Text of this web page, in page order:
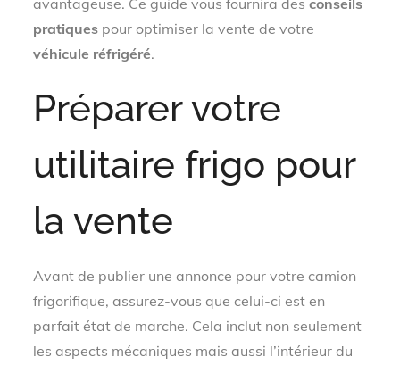
pratiques pour optimiser la vente de votre
véhicule réfrigéré.
Préparer votre
utilitaire frigo pour
la vente
Avant de publier une annonce pour votre camion
frigorifique, assurez-vous que celui-ci est en
parfait état de marche. Cela inclut non seulement
les aspects mécaniques mais aussi l’intérieur du